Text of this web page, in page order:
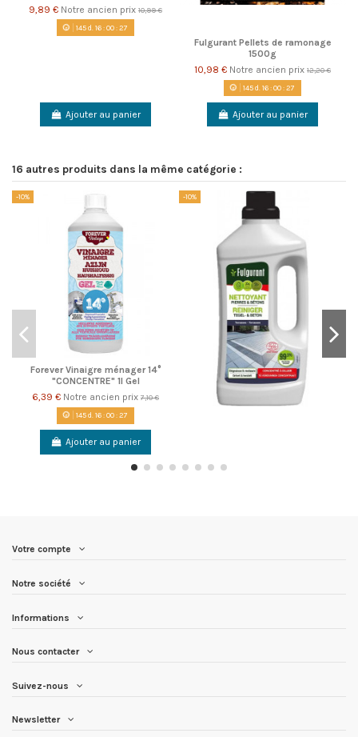
9,89 € Notre ancien prix 10,99 €
145d. 16:00:26
Ajouter au panier
Fulgurant Pellets de ramonage
1500g
10,98 € Notre ancien prix 12,20 €
145d. 16:00:26
Ajouter au panier
16 autres produits dans la même catégorie :
-10%
Forever Vinaigre ménager 14°
"CONCENTRE" 1l Gel
6,39 € Notre ancien prix 7,10 €
145d. 16:00:26
Ajouter au panier
-10%
Votre compte
Notre société
Informations
Nous contacter
Suivez-nous
Newsletter